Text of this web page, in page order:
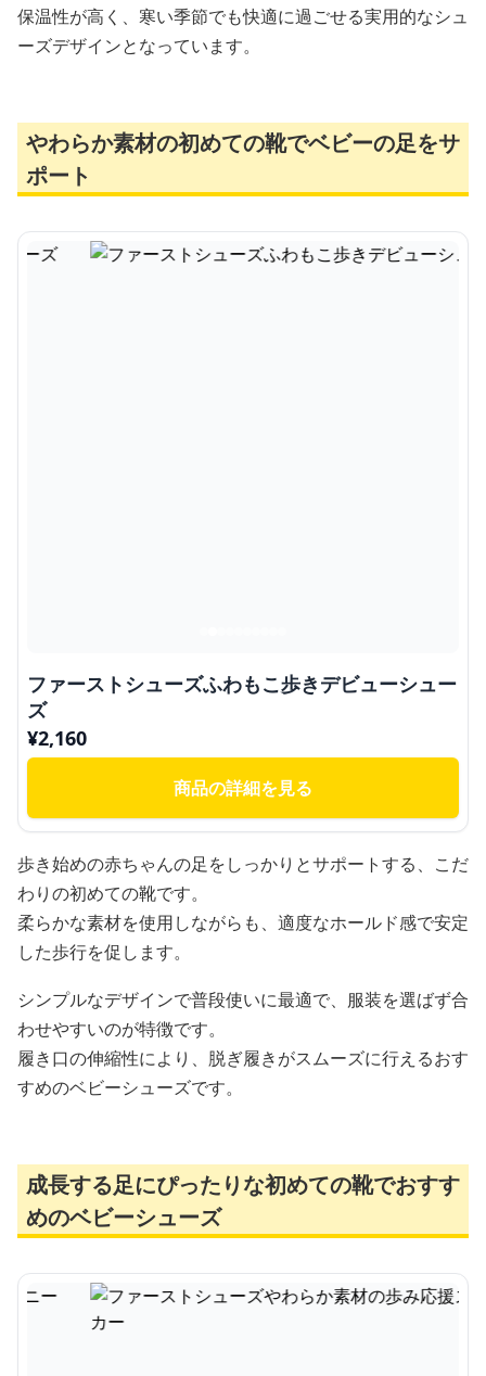
保温性が高く、寒い季節でも快適に過ごせる実用的なシュ
ーズデザインとなっています。
やわらか素材の初めての靴でベビーの足をサ
ポート
ファーストシューズふわもこ歩きデビューシュー
ズ
¥2,160
商品の詳細を見る
歩き始めの赤ちゃんの足をしっかりとサポートする、こだ
わりの初めての靴です。
柔らかな素材を使用しながらも、適度なホールド感で安定
した歩行を促します。
シンプルなデザインで普段使いに最適で、服装を選ばず合
わせやすいのが特徴です。
履き口の伸縮性により、脱ぎ履きがスムーズに行えるおす
すめのベビーシューズです。
成長する足にぴったりな初めての靴でおすす
めのベビーシューズ